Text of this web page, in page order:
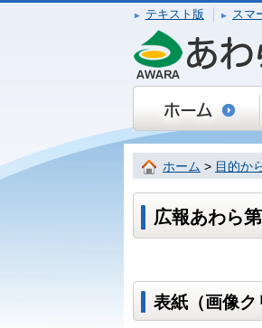
テキスト版 スマ
ホーム > 目的か
広報あわら
表紙（画像ク